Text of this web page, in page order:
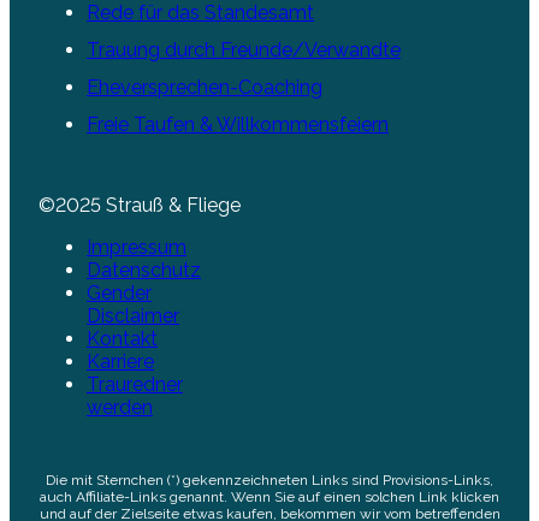
Rede für das Standesamt
Trauung durch Freunde/Verwandte
Eheversprechen-Coaching
Freie Taufen & Willkommensfeiern
©2025 Strauß & Fliege
Impressum
Datenschutz
Gender
Disclaimer
Kontakt
Karriere
Trauredner
werden
Die mit Sternchen (*) gekennzeichneten Links sind Provisions-Links,
auch Affiliate-Links genannt. Wenn Sie auf einen solchen Link klicken
und auf der Zielseite etwas kaufen, bekommen wir vom betreffenden